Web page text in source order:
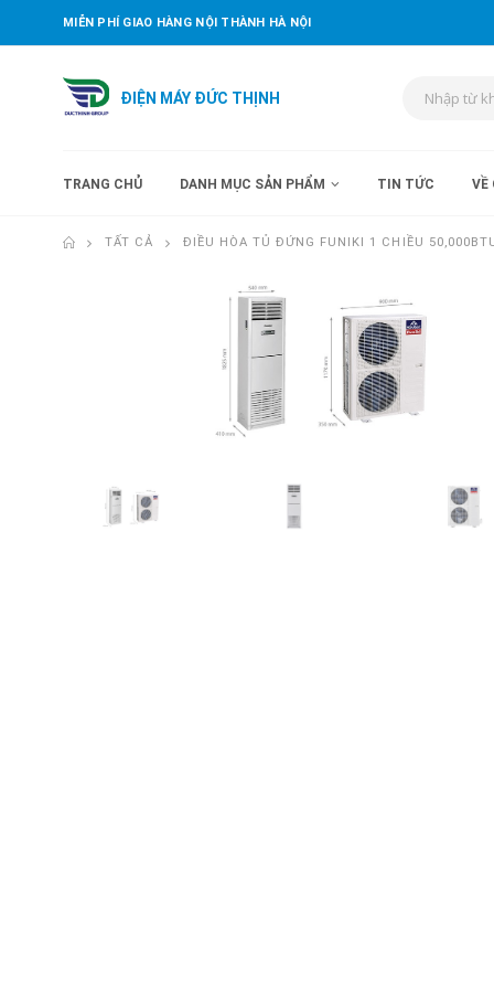
MIỄN PHÍ GIAO HÀNG NỘI THÀNH HÀ NỘI
ĐIỆN MÁY ĐỨC THỊNH
TRANG CHỦ DANH MỤC SẢN PHẨM TIN TỨC VỀ
TẤT CẢ ĐIỀU HÒA TỦ ĐỨNG FUNIKI 1 CHIỀU